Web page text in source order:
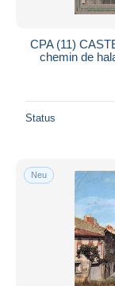
CPA (11)
chemin de
Status
Neu